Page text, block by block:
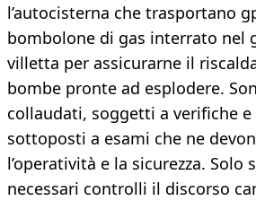
l’autocisterna che trasportano
bombolone di gas interrato nel
villetta per assicurarne il
bombe pronte ad esplodere.
collaudati, soggetti a verifiche
sottoposti a esami che ne
l’operatività e la sicurezza. Solo
necessari controlli il discorso